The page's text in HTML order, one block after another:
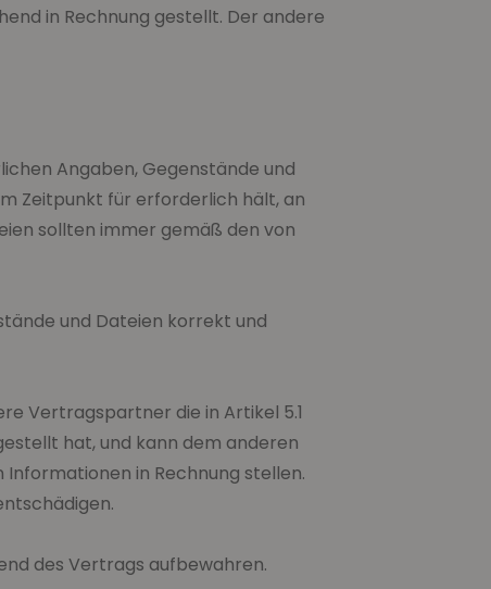
in Rechnung gestellt. Der andere
Angaben, Gegenstände und
Zeitpunkt für erforderlich hält, an
sollten immer gemäß den von
und Dateien korrekt und
Vertragspartner die in Artikel 5.1
hat, und kann dem anderen
in Rechnung stellen.
des Vertrags aufbewahren.